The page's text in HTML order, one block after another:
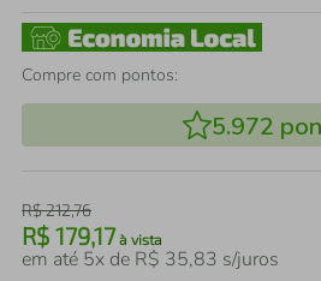
Compre com pontos:
5.972
R$212,76
R$ 179,17 à vista
em até 5x de R$ 35,83 s/juros